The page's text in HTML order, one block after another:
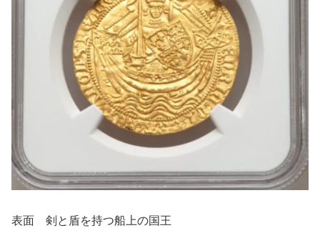
表面 剣と盾を持つ船上の国王